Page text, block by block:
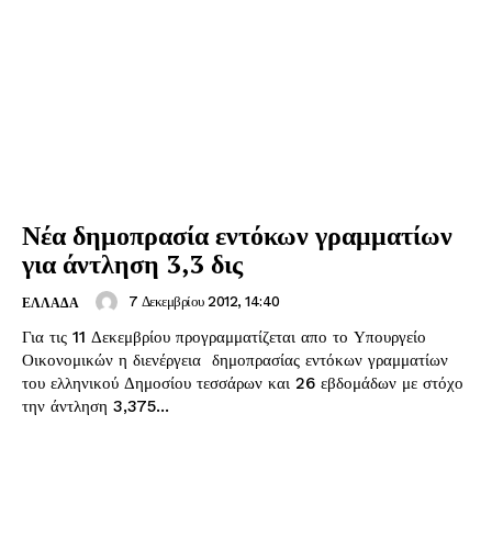
Νέα δημοπρασία εντόκων γραμματίων
για άντληση 3,3 δις
ΕΛΛΑΔΑ 7 Δεκεμβρίου 2012, 14:40
Για τις 11 Δεκεμβρίου προγραμματίζεται απο το Υπουργείο
Οικονομικών η διενέργεια δημοπρασίας εντόκων γραμματίων
του ελληνικού Δημοσίου τεσσάρων και 26 εβδομάδων με στόχο
την άντληση 3,375...